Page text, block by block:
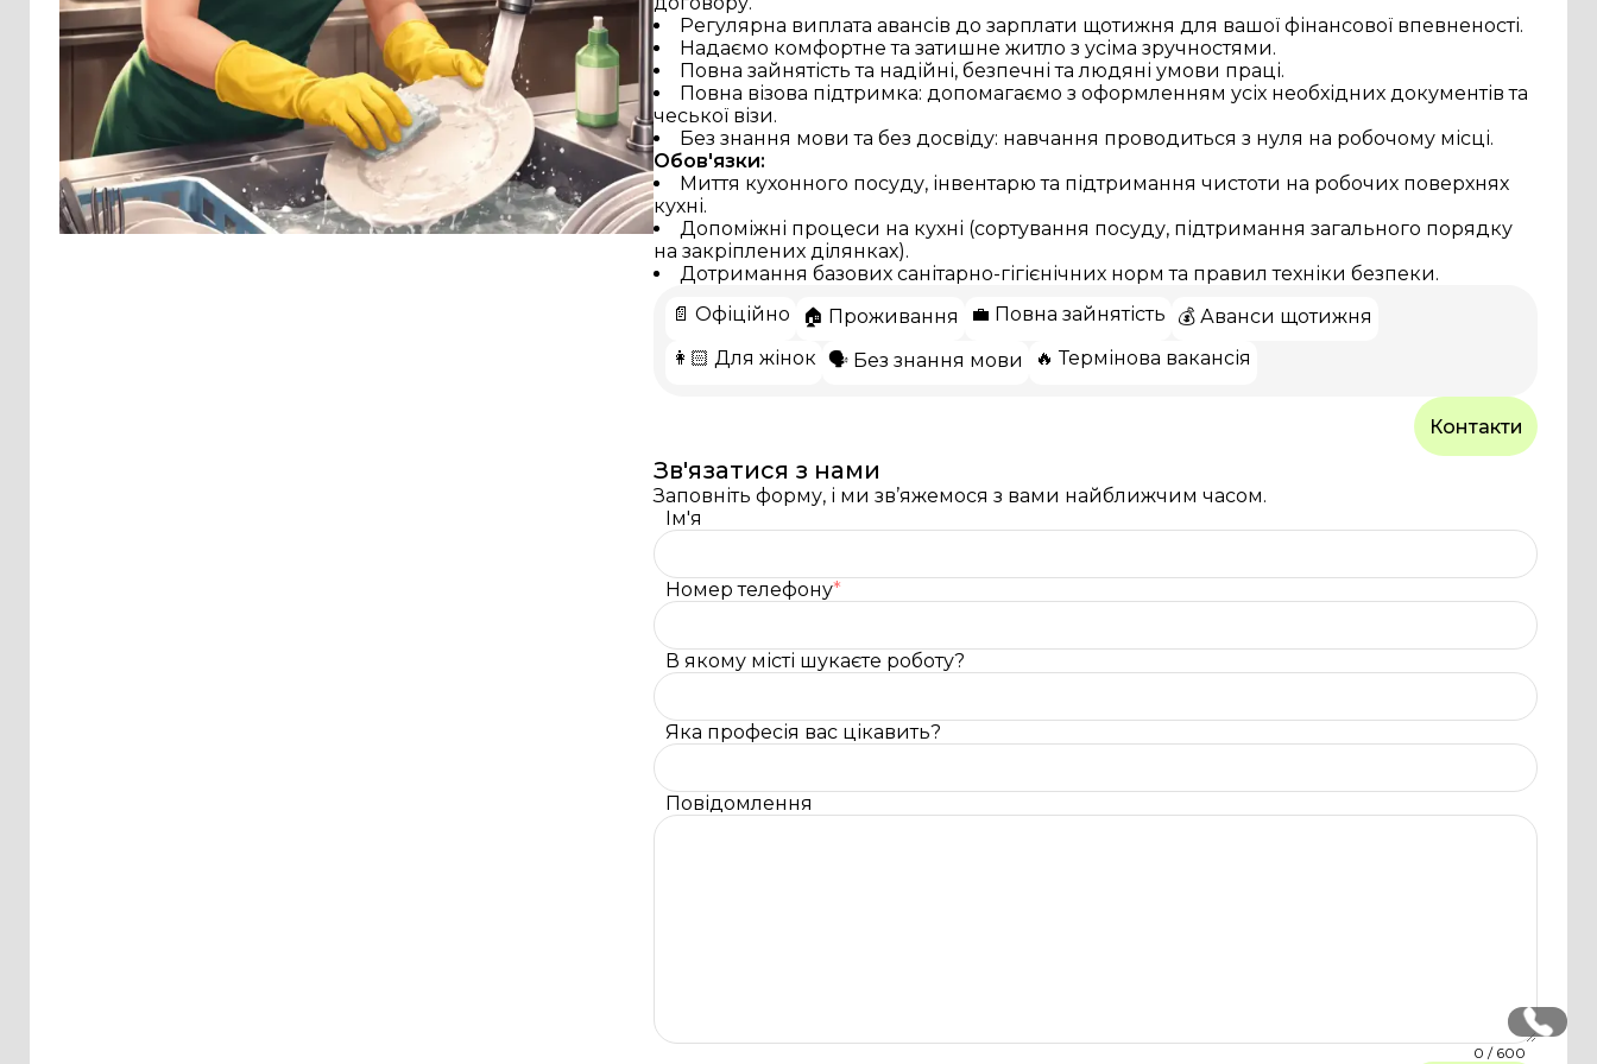
Українська Čeština Slovak English
Регулярна виплата авансів до зарплати щотижня для вашої фінансової впевненості.
Надаємо комфортне та затишне житло з усіма зручностями.
Повна зайнятість та надійні, безпечні та людяні умови праці.
Повна візова підтримка: допомагаємо з оформленням усіх необхідних документів та
чеської візи.
Без знання мови та без досвіду: навчання проводиться з нуля на робочому місці.
Обов'язки:
Миття кухонного посуду, інвентарю та підтримання чистоти на робочих поверхнях
кухні.
Допоміжні процеси на кухні (сортування посуду, підтримання загального порядку
на закріплених ділянках).
Дотримання базових санітарно-гігієнічних норм та правил техніки безпеки.
📄 Офіційно
🏠 Проживання 💼 Повна зайнятість
💰 Аванси щотижня
👩🏻 Для жінок 🗣️ Без знання мови 🔥 Термінова вакансія
Контакти
Зв'язатися з нами
Заповніть форму, і ми зв’яжемося з вами найближчим часом.
Ім'я
Номер телефону*
В якому місті шукаєте роботу?
Яка професія вас цікавить?
Повідомлення
0 / 600